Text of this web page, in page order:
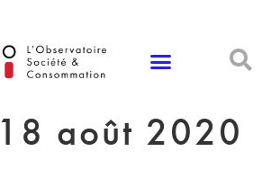
18 août 2020